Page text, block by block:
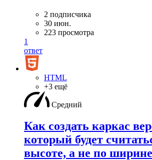
2 подписчика
30 июн.
223 просмотра
1
ответ
HTML
+3 ещё
Средний
Как создать каркас
который будет
высоте, а не по